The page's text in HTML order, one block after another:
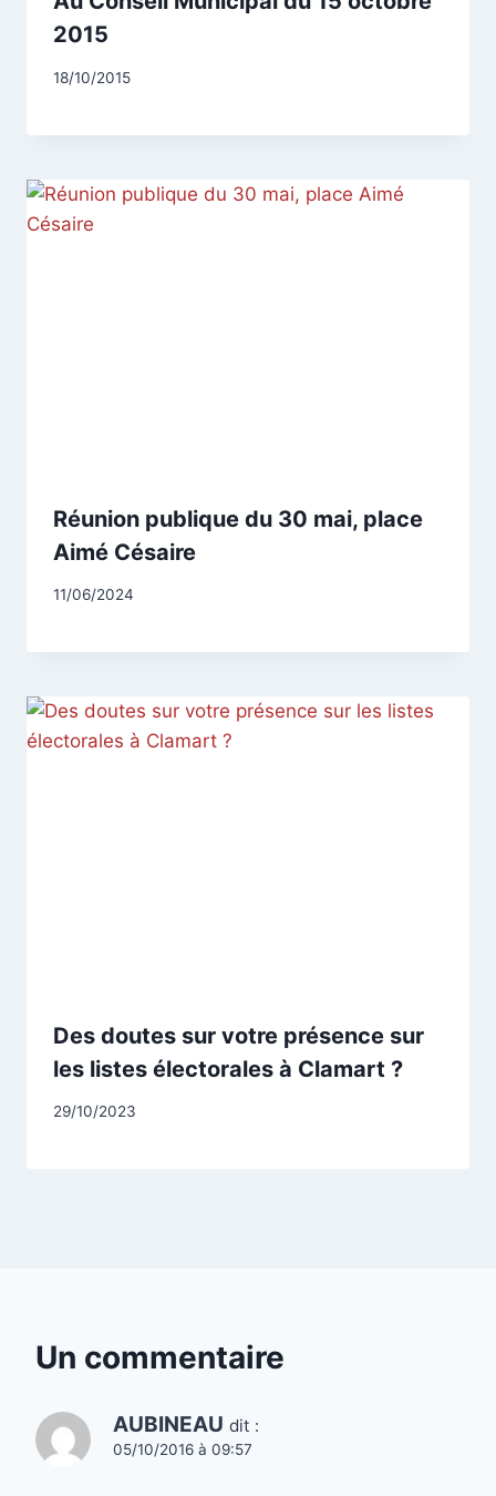
2015
Par
18/10/2015
Réunion publique du 30 mai, place
Aimé Césaire
Par
11/06/2024
Des doutes sur votre présence sur
les listes électorales à Clamart ?
Par
29/10/2023
Un commentaire
AUBINEAU dit :
05/10/2016 à 09:57